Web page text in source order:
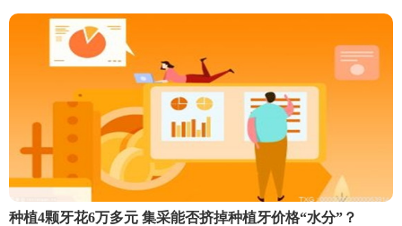
种植4颗牙花6万多元 集采能否挤掉种植牙价格“水分”？